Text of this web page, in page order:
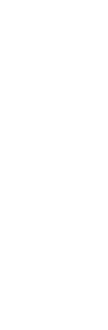
DÉCOUVREZ
EXPLORANT
JEU OÙ QUE
RYKER À
PRENDRE EN